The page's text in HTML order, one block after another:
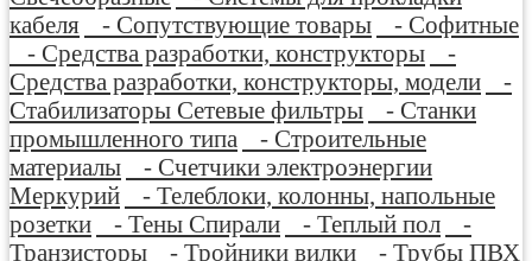
кабеля
- Сопутствующие товары
- Софитные
- Средства разработки, конструкторы
-
Средства разработки, конструкторы, модели
-
Стабилизаторы Сетевые фильтры
- Станки
промышленного типа
- Строительные
материалы
- Счетчики электроэнергии
Меркурий
- Телеблоки, колонны, напольные
розетки
- Тены Спирали - Теплый пол
-
Транзисторы
- Тройники вилки
- Трубы ПВХ